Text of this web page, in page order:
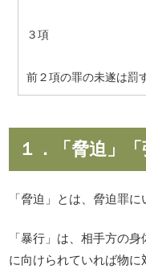
３項
前２項の罪の未遂は罰
１．「脅迫」
「脅迫」とは、脅迫罪に
「暴行」は、相手方の
に向けられていれば物